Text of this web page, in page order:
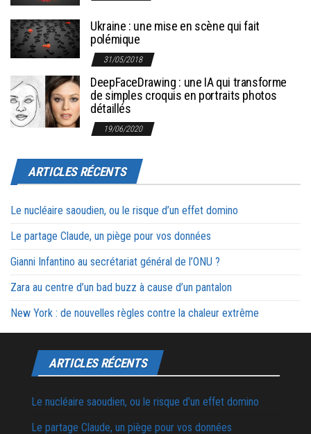
Ukraine : une mise en scène qui fait
polémique
31/05/2018
DeepFaceDrawing : une IA qui transforme
de simples croquis en portraits photos
détaillés
19/06/2020
ARTICLES RÉCENTS
Le nucléaire saoudien, ou le risque d’un effet domino
Le partage Claude, un piège pour vos données
Gianni Infantino au secrétariat général de l’ONU ?
Zara au centre d’un bad buzz à cause d’un pantalon
New York : de nouvelles règles contre la chaleur extrême
ARTICLES RÉCENTS
Le nucléaire saoudien, ou le risque d’un effet domino
Le partage Claude, un piège pour vos données